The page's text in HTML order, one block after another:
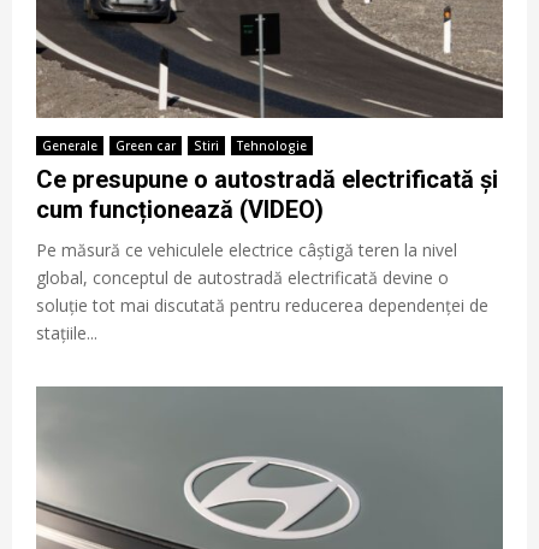
Generale Green car Stiri Tehnologie
Ce presupune o autostradă electrificată și
cum funcționează (VIDEO)
Pe măsură ce vehiculele electrice câștigă teren la nivel
global, conceptul de autostradă electrificată devine o
soluție tot mai discutată pentru reducerea dependenței de
stațiile...